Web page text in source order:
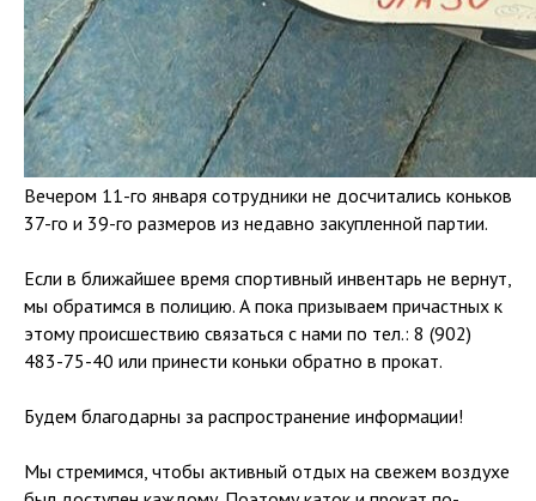
Вечером 11-го января сотрудники не досчитались коньков
37-го и 39-го размеров из недавно закупленной партии.
Если в ближайшее время спортивный инвентарь не вернут,
мы обратимся в полицию. А пока призываем причастных к
этому происшествию связаться с нами по тел.: 8 (902)
483-75-40 или принести коньки обратно в прокат.
Будем благодарны за распространение информации!
Мы стремимся, чтобы активный отдых на свежем воздухе